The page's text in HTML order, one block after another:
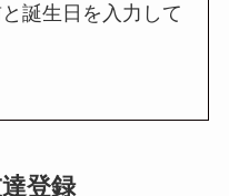
誕生日を入力して
登録